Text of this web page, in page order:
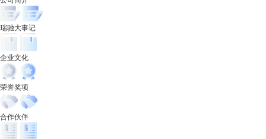
瑞驰大事记
企业文化
荣誉奖项
合作伙伴